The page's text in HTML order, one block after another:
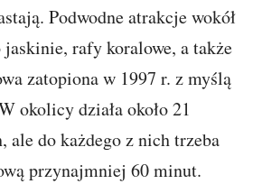
Podwodne atrakcje wokół
jaskinie, rafy koralowe, a także
zatopiona w 1997 r. z myślą
okolicy działa około 21
ale do każdego z nich trzeba
przynajmniej 60 minut.